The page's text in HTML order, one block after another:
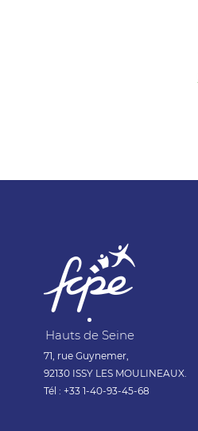
Hauts de Seine
71, rue Guynemer,
92130 ISSY LES MOULINEAUX.
Tél : +33 1-40-93-45-68